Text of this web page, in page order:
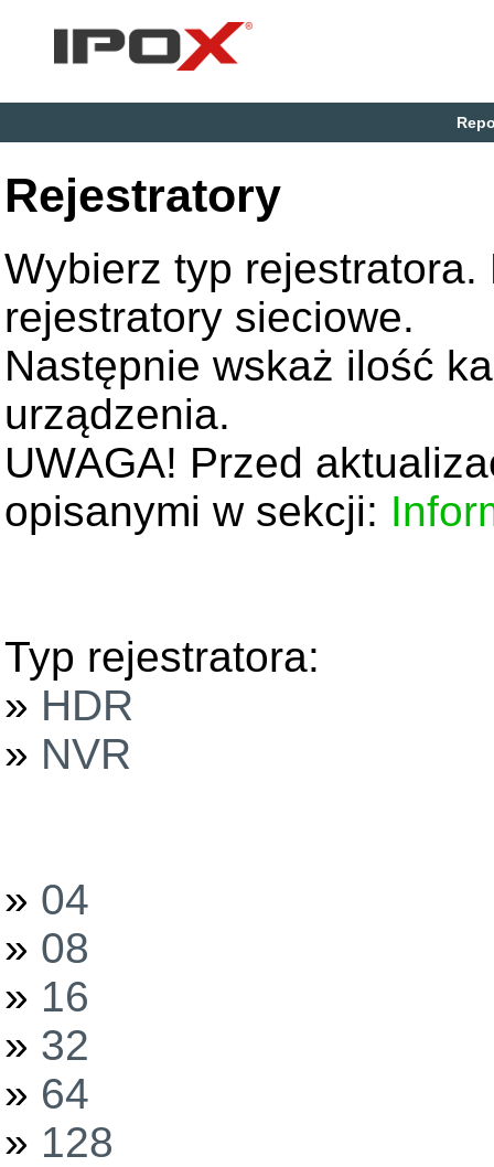
Rejestratory
Wybierz typ
rejestratory sieciowe.
Następnie wskaż ilość
urządzenia.
UWAGA! Przed
opisanymi w sekcji:
Typ rejestratora:
» HDR
» NVR
» 04
» 08
» 16
» 32
» 64
» 128